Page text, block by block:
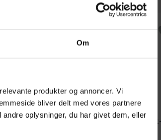
Om
produkter og annoncer. Vi
bliver delt med vores partnere
oplysninger, du har givet dem, eller
OnGear - Hjulopretter - Til